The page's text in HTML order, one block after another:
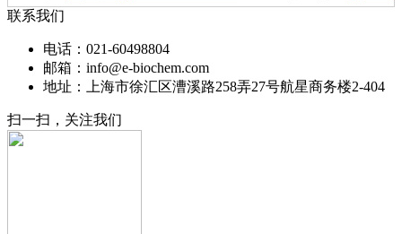
联系我们
电话：021-60498804
邮箱：info@e-biochem.com
地址：上海市徐汇区漕溪路258弄27号航星商务楼2-404
扫一扫，关注我们